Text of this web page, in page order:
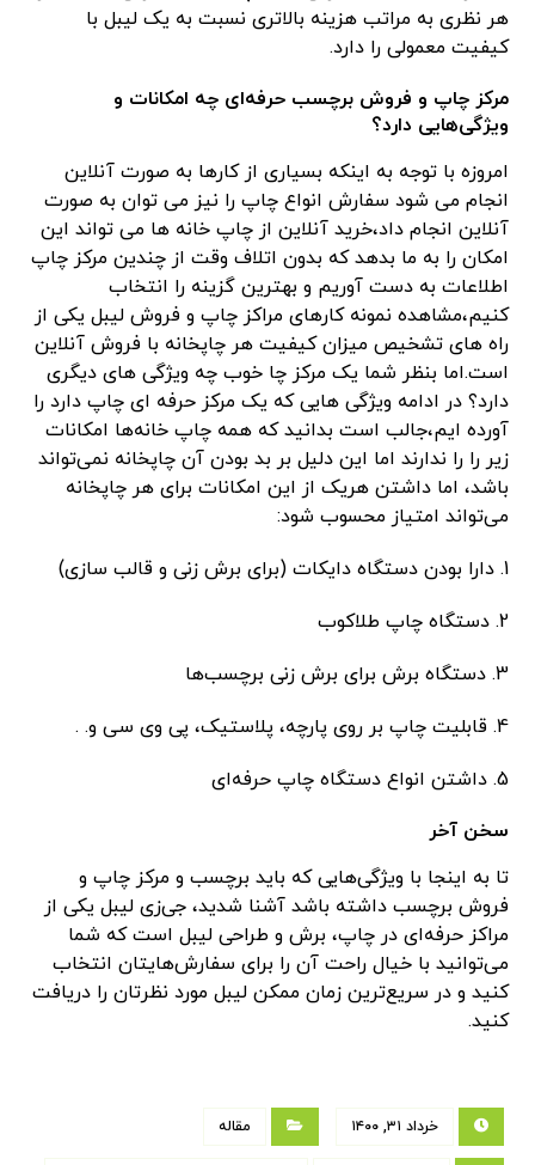
هر نظری به مراتب هزینه بالاتری نسبت به یک لیبل با
کیفیت معمولی را دارد.
مرکز چاپ و فروش برچسب حرفه‌ای چه امکانات و
ویژگی‌هایی دارد؟
امروزه با توجه به اینکه بسیاری از کارها به صورت آنلاین
انجام می شود سفارش انواع چاپ را نیز می توان به صورت
آنلاین انجام داد،خرید آنلاین از چاپ خانه ها می تواند این
امکان را به ما بدهد که بدون اتلاف وقت از چندین مرکز چاپ
اطلاعات به دست آوریم و بهترین گزینه را انتخاب
کنیم،مشاهده نمونه کارهای مراکز چاپ و فروش لیبل یکی از
راه های تشخیص میزان کیفیت هر چاپخانه با فروش آنلاین
است.اما بنظر شما یک مرکز چا خوب چه ویژگی های دیگری
دارد؟ در ادامه ویژگی هایی که یک مرکز حرفه ای چاپ دارد را
آورده ایم،جالب است بدانید که همه چاپ خانه‌ها امکانات
زیر را را ندارند اما این دلیل بر بد بودن آن چاپخانه نمی‌تواند
باشد، اما داشتن هریک از این امکانات برای هر چاپخانه
می‌تواند امتیاز محسوب شود:
1. دارا بودن دستگاه دایکات (برای برش زنی و قالب سازی)
2. دستگاه چاپ طلاکوب
3. دستگاه برش برای برش زنی برچسب‌ها
4. قابلیت چاپ بر روی پارچه، پلاستیک، پی وی سی و. .
5. داشتن انواع دستگاه چاپ حرفه‌ای
سخن آخر
تا به اینجا با ویژگی‌هایی که باید برچسب و مرکز چاپ و
فروش برچسب داشته باشد آشنا شدید، جی‌زی لیبل یکی از
مراکز حرفه‌ای در چاپ، برش و طراحی لیبل است که شما
می‌توانید با خیال راحت آن را برای سفارش‌هایتان انتخاب
کنید و در سریع‌ترین زمان ممکن لیبل مورد نظرتان را دریافت
کنید.
خرداد ۳۱, ۱۴۰۰ مقاله